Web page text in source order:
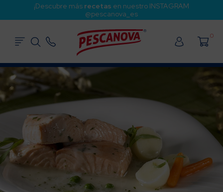
¡Descubre más recetas en nuestro INSTAGRAM
@pescanova_es
0